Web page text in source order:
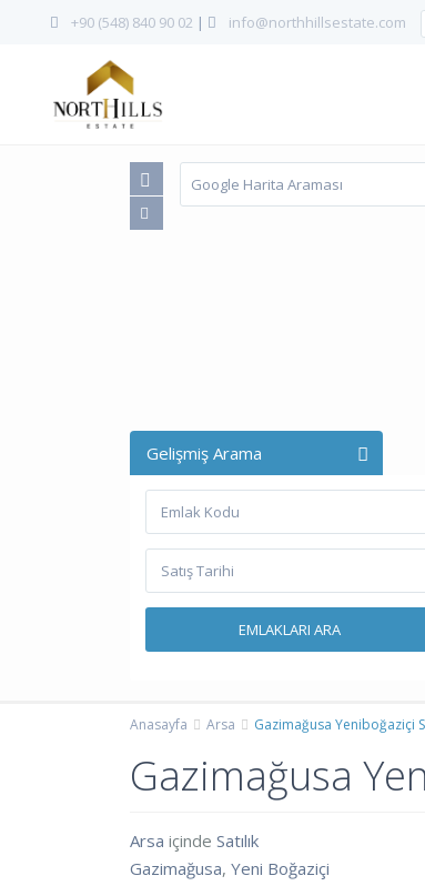
+90 (548) 840 90 02 | info@northhillsestate.com
Gelişmiş Arama
Anasayfa Arsa Gazimağusa Yeniboğaziçi
Gazimağusa
Arsa içinde Satılık
Gazimağusa, Yeni Boğaziçi